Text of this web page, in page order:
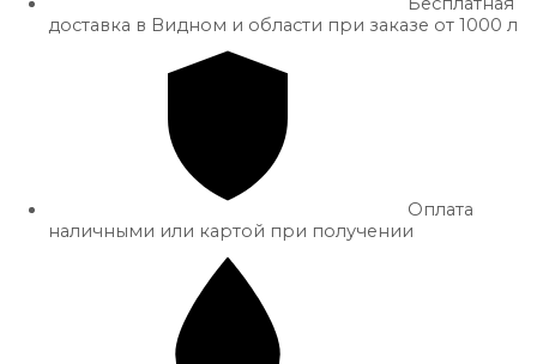
доставка в Видном и области при заказе от 1000 л
Оплата
наличными или картой при получении